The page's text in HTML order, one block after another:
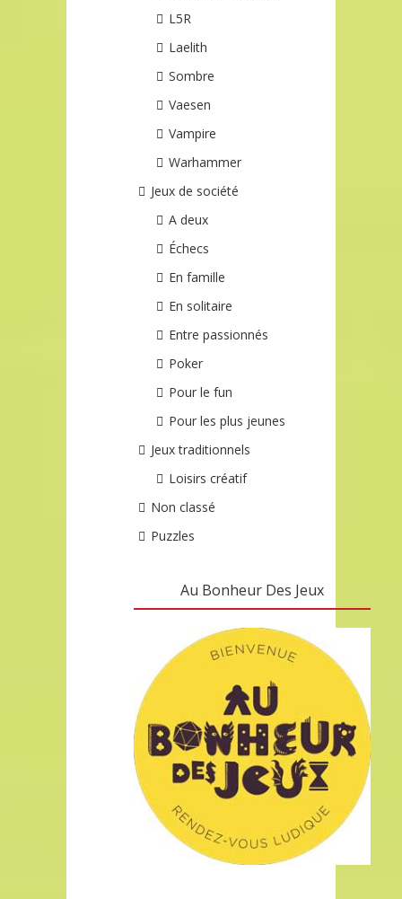
L5R
Laelith
Sombre
Vaesen
Vampire
Warhammer
Jeux de société
A deux
Échecs
En famille
En solitaire
Entre passionnés
Poker
Pour le fun
Pour les plus jeunes
Jeux traditionnels
Loisirs créatif
Non classé
Puzzles
Au Bonheur Des Jeux